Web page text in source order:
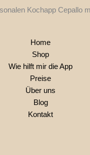
Home
Shop
Wie hilft mir die App
Preise
Über uns
Blog
Kontakt